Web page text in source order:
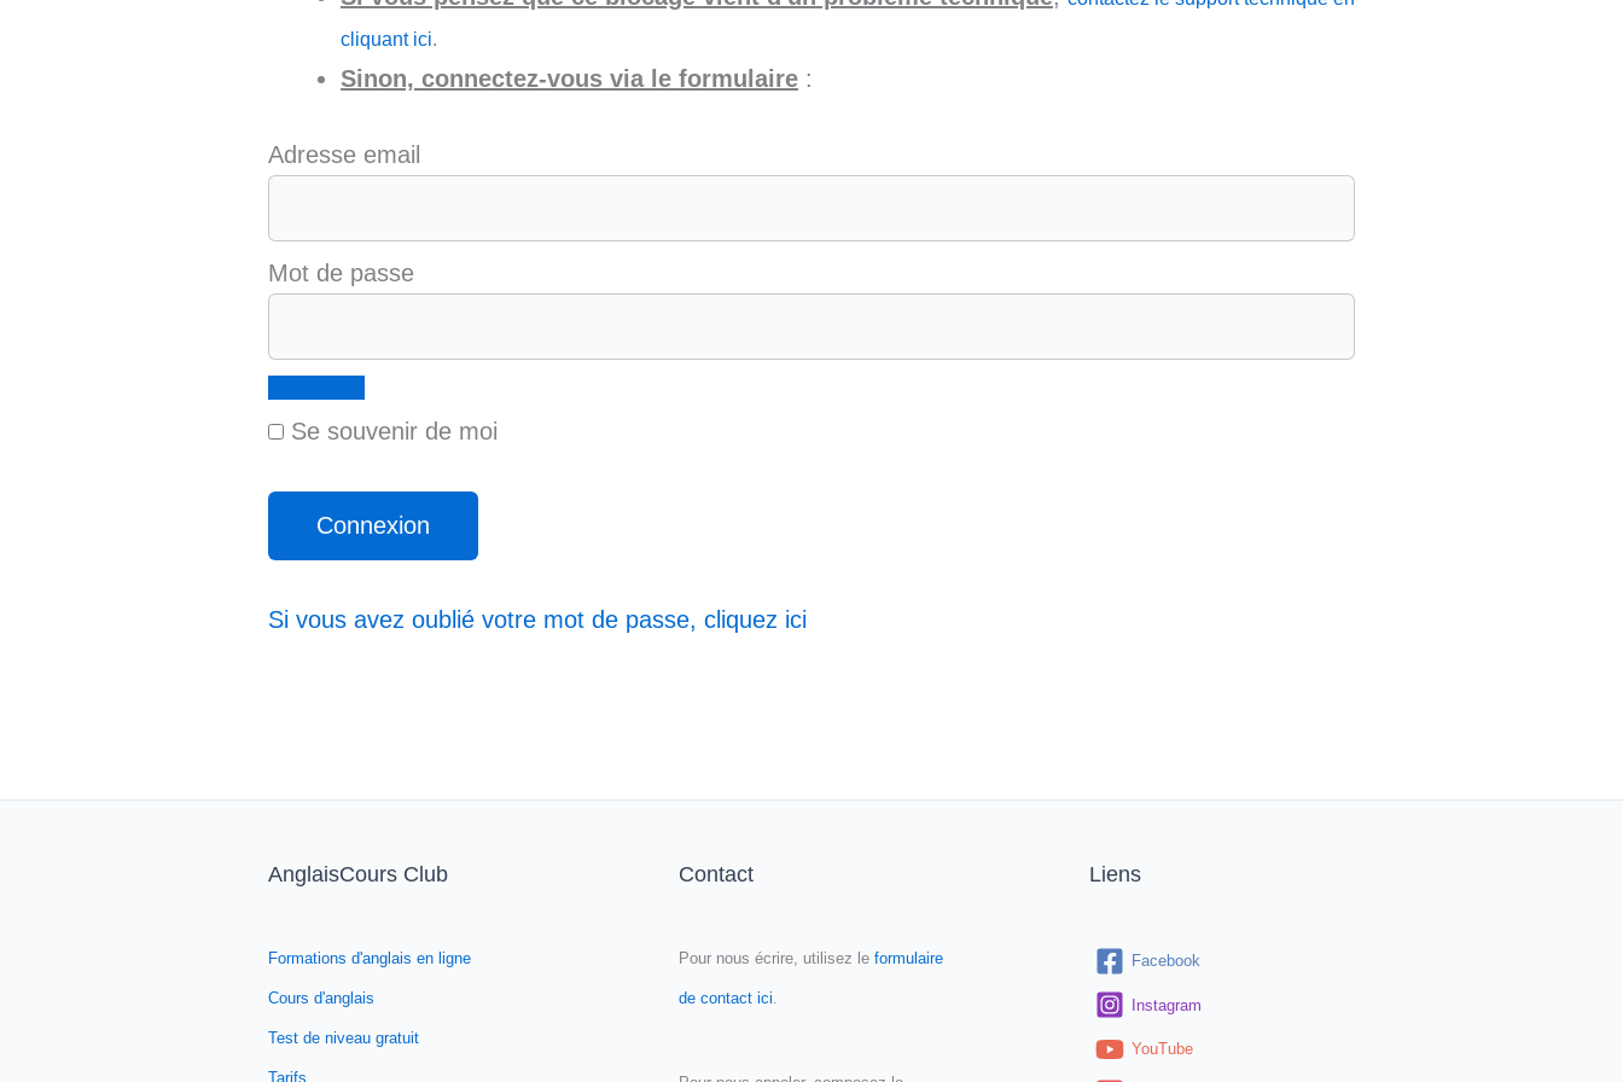
cliquant ici.
Sinon, connectez-vous via le formulaire :
Adresse email
Mot de passe
Se souvenir de moi
Si vous avez oublié votre mot de passe, cliquez ici
AnglaisCours Club
Formations d'anglais en ligne
Cours d'anglais
Test de niveau gratuit
Tarifs
Contact
Pour nous écrire, utilisez le formulaire
de contact ici.
Liens
Facebook
Instagram
YouTube